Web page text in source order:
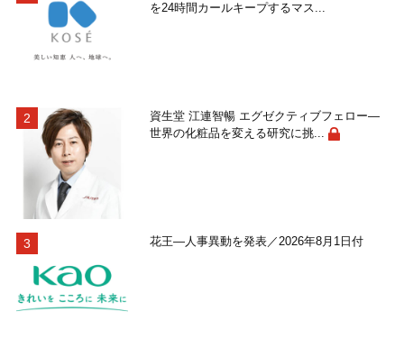
を24時間カールキープするマス...
資生堂 江連智暢 エグゼクティブフェロー―
世界の化粧品を変える研究に挑...
花王―人事異動を発表／2026年8月1日付